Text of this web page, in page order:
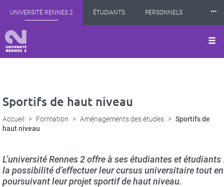
principal
UNIVERSITÉ RENNES 2 ÉTUDIANTS PERSONNELS
INTERNATIONAL
⸱⸱⸱
Sportifs de haut niveau
Accueil Formation Aménagements des études
Sportifs de
haut niveau
L’université Rennes 2 offre à ses étudiantes et étudiants
la possibilité d’effectuer leur cursus universitaire tout en
poursuivant leur projet sportif de haut niveau.